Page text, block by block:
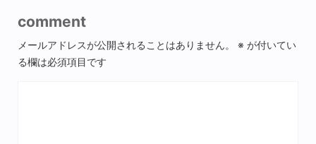
comment
メールアドレスが公開されることはありません。 ※ が付いてい
る欄は必須項目です